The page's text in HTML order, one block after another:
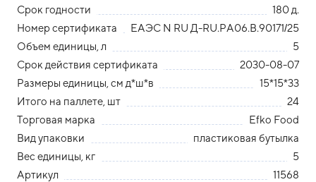
Срок годности
180 д.
Номер сертификата
ЕАЭС N RU Д-RU.РА06.В.90171/25
Объем единицы, л
5
Срок действия сертификата
2030-08-07
Размеры единицы, см д*ш*в
15*15*33
Итого на паллете, шт
24
Торговая марка
Efko Food
Вид упаковки
пластиковая бутылка
Вес единицы, кг
5
Артикул
11568